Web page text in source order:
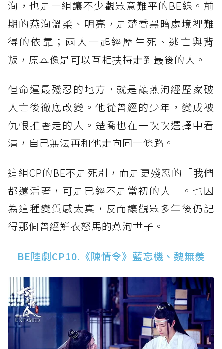
洵，也是一組讓不少觀眾意難平的BE線。前
期的燕洵溫柔、明亮，是楚喬黑暗處境裡難
得的依靠；兩人一起經歷生死、逃亡與背
叛，原本像是可以互相扶持走到最後的人。
但命運最殘忍的地方，就是讓燕洵經歷家破
人亡後徹底改變。他從曾經的少年，變成被
仇恨推著走的人。楚喬也在一次次選擇中看
清，自己無法再和他走向同一條路。
這組CP的BE不是死別，而是更殘忍的「我們
都還活著，可是已經不是當初的人」。也因
為這種變質感太真，反而讓觀眾多年後仍記
得那個曾經鮮衣怒馬的燕洵世子。
BE陸劇CP10.《陳情令》藍忘機、魏無羨